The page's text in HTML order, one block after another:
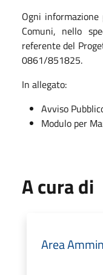
Ogni
Comuni, nello
referente del
0861/851825.
In allegato:
Avviso
Modulo per
A cura di
Area